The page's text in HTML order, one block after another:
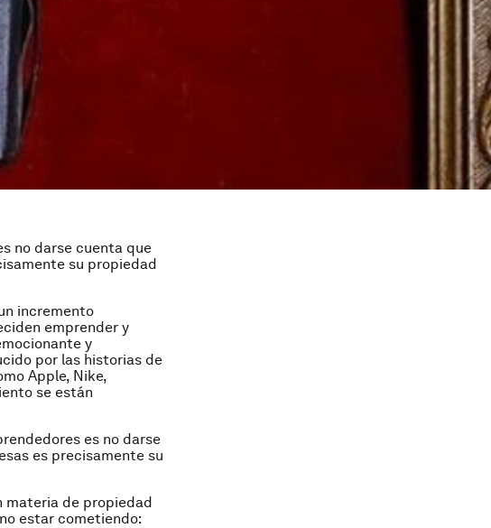
no darse cuenta que
su propiedad
incremento
emprender y
y
por las historias de
Apple, Nike,
se están
es no darse
es precisamente su
materia de propiedad
estar cometiendo: